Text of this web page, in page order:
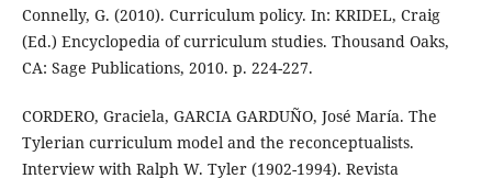
Connelly, G. (2010). Curriculum policy. In: KRIDEL, Craig
(Ed.) Encyclopedia of curriculum studies. Thousand Oaks,
CA: Sage Publications, 2010. p. 224-227.
CORDERO, Graciela, GARCIA GARDUÑO, José María. The
Tylerian curriculum model and the reconceptualists.
Interview with Ralph W. Tyler (1902-1994). Revista